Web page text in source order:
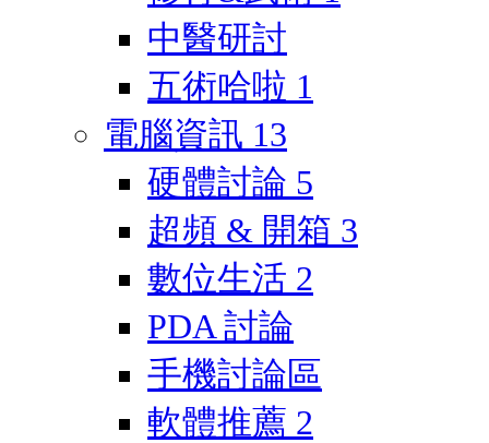
中醫研討
五術哈啦 1
電腦資訊 13
硬體討論 5
超頻 & 開箱 3
數位生活 2
PDA 討論
手機討論區
軟體推薦 2